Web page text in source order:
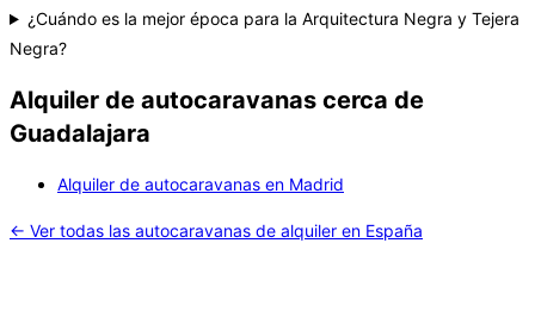
¿Cuándo es la mejor época para la Arquitectura Negra y Tejera
Negra?
Alquiler de autocaravanas cerca de
Guadalajara
Alquiler de autocaravanas en Madrid
← Ver todas las autocaravanas de alquiler en España